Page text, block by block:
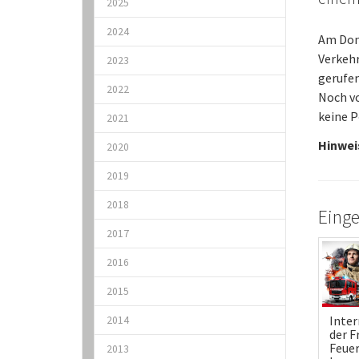
2025
2024
2023
2022
2021
2020
2019
2018
2017
2016
2015
2014
2013
Am
Noch
keine
der